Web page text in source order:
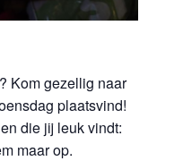
Kom gezellig naar
plaatsvind!
die jij leuk vindt:
maar op.